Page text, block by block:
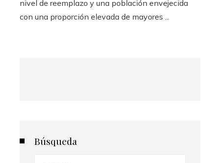
nivel de reemplazo y una población envejecida
con una proporción elevada de mayores ...
Búsqueda